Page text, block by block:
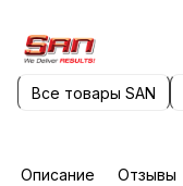
Все товары SAN
Описание Отзывы